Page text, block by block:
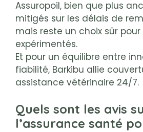
Assuropoil, bien que plus
mitigés sur les délais de
mais reste un choix sûr
expérimentés.
Et pour un équilibre entre
fiabilité, Barkibu allie
assistance vétérinaire 24/7.
Quels sont les avis
l’assurance santé